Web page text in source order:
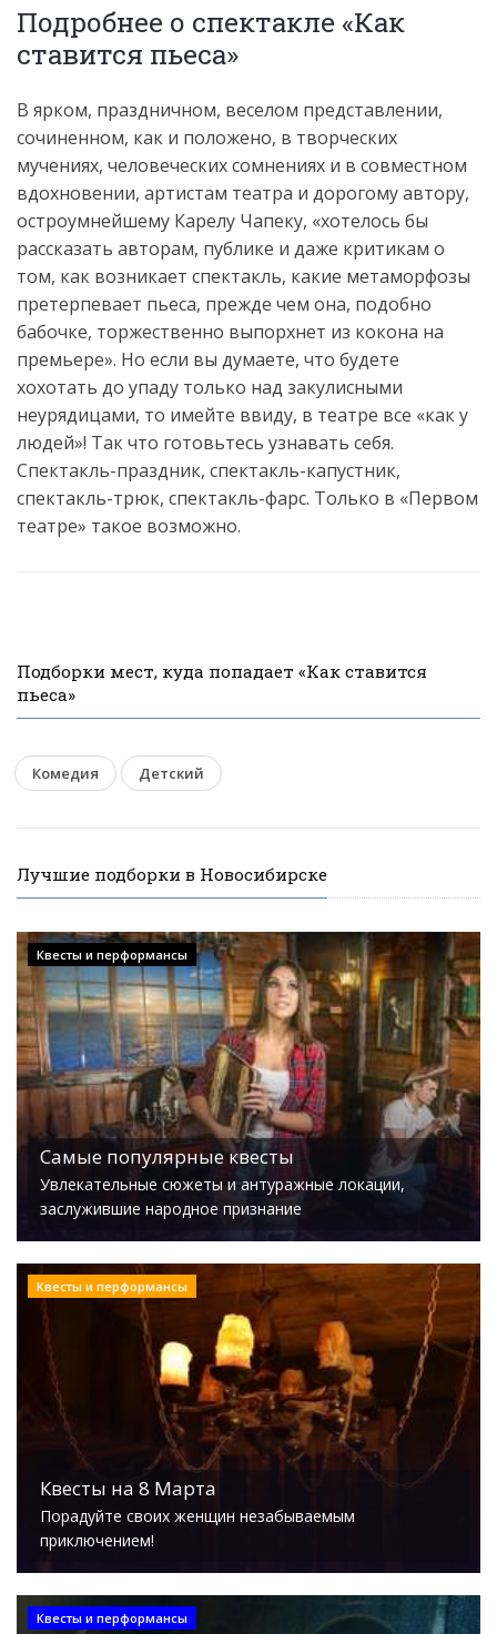
Подробнее о спектакле «Как
ставится пьеса»
В ярком, праздничном, веселом представлении,
сочиненном, как и положено, в творческих
мучениях, человеческих сомнениях и в совместном
вдохновении, артистам театра и дорогому автору,
остроумнейшему Карелу Чапеку, «хотелось бы
рассказать авторам, публике и даже критикам о
том, как возникает спектакль, какие метаморфозы
претерпевает пьеса, прежде чем она, подобно
бабочке, торжественно выпорхнет из кокона на
премьере». Но если вы думаете, что будете
хохотать до упаду только над закулисными
неурядицами, то имейте ввиду, в театре все «как у
людей»! Так что готовьтесь узнавать себя.
Спектакль-праздник, спектакль-капустник,
спектакль-трюк, спектакль-фарс. Только в «Первом
театре» такое возможно.
Подборки мест, куда попадает «Как ставится
пьеса»
Комедия Детский
Лучшие подборки в Новосибирске
Квесты и перформансы
Самые популярные квесты
Увлекательные сюжеты и антуражные локации,
заслужившие народное признание
Квесты и перформансы
Квесты на 8 Марта
Порадуйте своих женщин незабываемым
приключением!
Квесты и перформансы